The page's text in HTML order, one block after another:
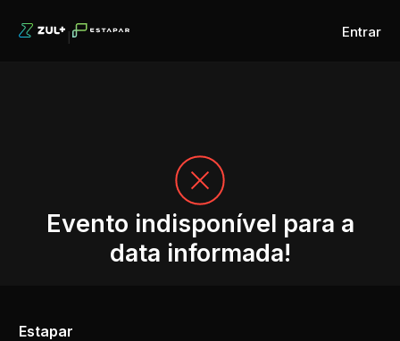
Entrar
Evento indisponível para a
data informada!
Estapar